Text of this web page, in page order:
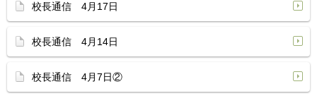
校長通信 4月17日
校長通信 4月14日
校長通信 4月7日②